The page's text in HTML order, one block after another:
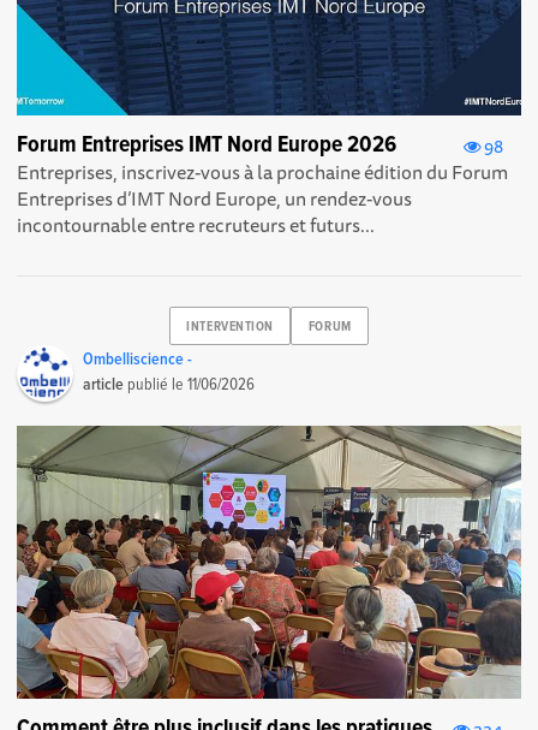
98
Forum Entreprises IMT Nord Europe 2026
Entreprises, inscrivez-vous à la prochaine édition du Forum
Entreprises d’IMT Nord Europe, un rendez-vous
incontournable entre recruteurs et futurs...
INTERVENTION FORUM
Ombelliscience -
article publié le11/06/2026